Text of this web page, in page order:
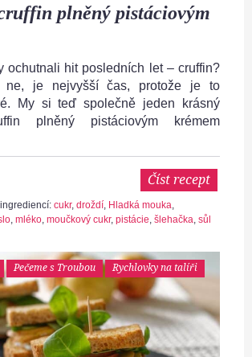
plněný pistáciovým
ochutnali hit posledních let – cruffin?
ne, je nejvyšší čas, protože je to
My si teď společně jeden krásný
plněný pistáciovým krémem
Číst recept
cukr, droždí, Hladká mouka,
, mléko, moučkový cukr, pistácie, šlehačka, sůl
Pečeme s Troubou Rychlovky na talíři